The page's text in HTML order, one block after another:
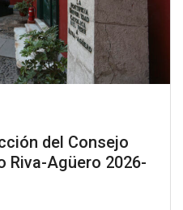
del Consejo
Riva-Agüero 2026-